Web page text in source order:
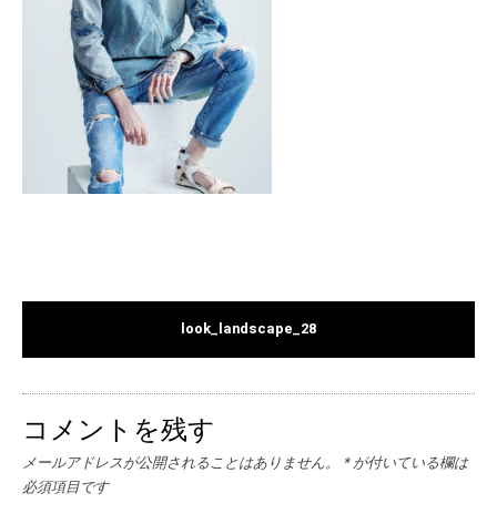
look_landscape_28
コメントを残す
メールアドレスが公開されることはありません。 *が付いている欄は
必須項目です